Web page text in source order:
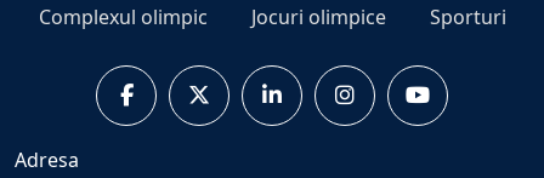
Complexul olimpic Jocuri olimpice Sporturi
Adresa